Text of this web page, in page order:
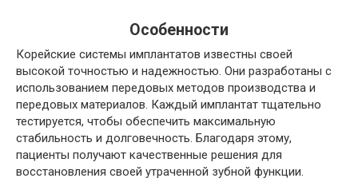
Особенности
Корейские системы имплантатов известны своей
высокой точностью и надежностью. Они разработаны с
использованием передовых методов производства и
передовых материалов. Каждый имплантат тщательно
тестируется, чтобы обеспечить максимальную
стабильность и долговечность. Благодаря этому,
пациенты получают качественные решения для
восстановления своей утраченной зубной функции.